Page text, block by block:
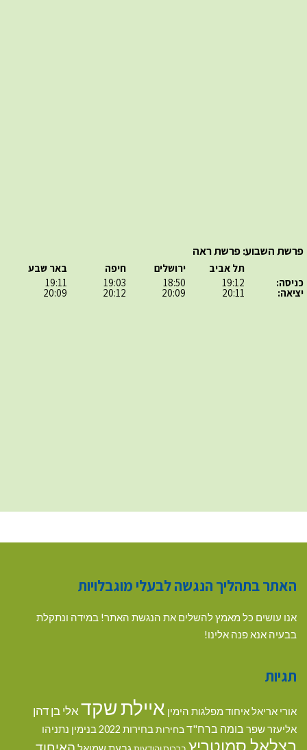
פרשת השבוע: פרשת ראה
כניסה:
יציאה:
תל אביב
19:12
20:11
ירושלים
18:50
20:09
חיפה
19:03
20:12
באר שבע
19:11
20:09
האתר בתהליך הנגשה לבעלי מוגבלויות
אנו עושים כל מאמץ להשלים את הנגשת האתר! במידה ונתקלת
בבעיה אנא פנה אלינו!
תגיות
אורי אריאלאיחוד מפלגות הימין איילת שקדאלי בן דהן
אליעזר שפר בומה ברח"דבחירות בחירות 2022 בנימין נתניהו
בצלאל סמוטריץ